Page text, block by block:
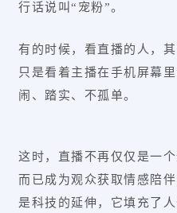
行话说叫“宠粉”。
有的时候，看直播的人，
只是看着主播在手机屏幕
闹、踏实、不孤单。
这时，直播不再仅仅是一
而已成为观众获取情感陪
是科技的延伸，它填充了